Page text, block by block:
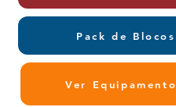
Pack de Blocos
Ver